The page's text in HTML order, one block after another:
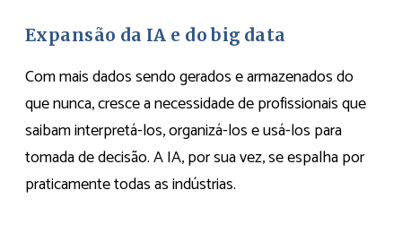
Expansão da IA e do big data
Com mais dados sendo gerados e armazenados do
que nunca, cresce a necessidade de profissionais que
saibam interpretá-los, organizá-los e usá-los para
tomada de decisão. A IA, por sua vez, se espalha por
praticamente todas as indústrias.